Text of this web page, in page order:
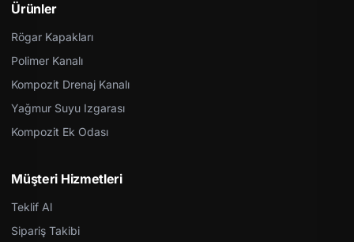
Ürünler
Rögar Kapakları
Polimer Kanalı
Kompozit Drenaj Kanalı
Yağmur Suyu Izgarası
Kompozit Ek Odası
Müşteri Hizmetleri
Teklif Al
Sipariş Takibi